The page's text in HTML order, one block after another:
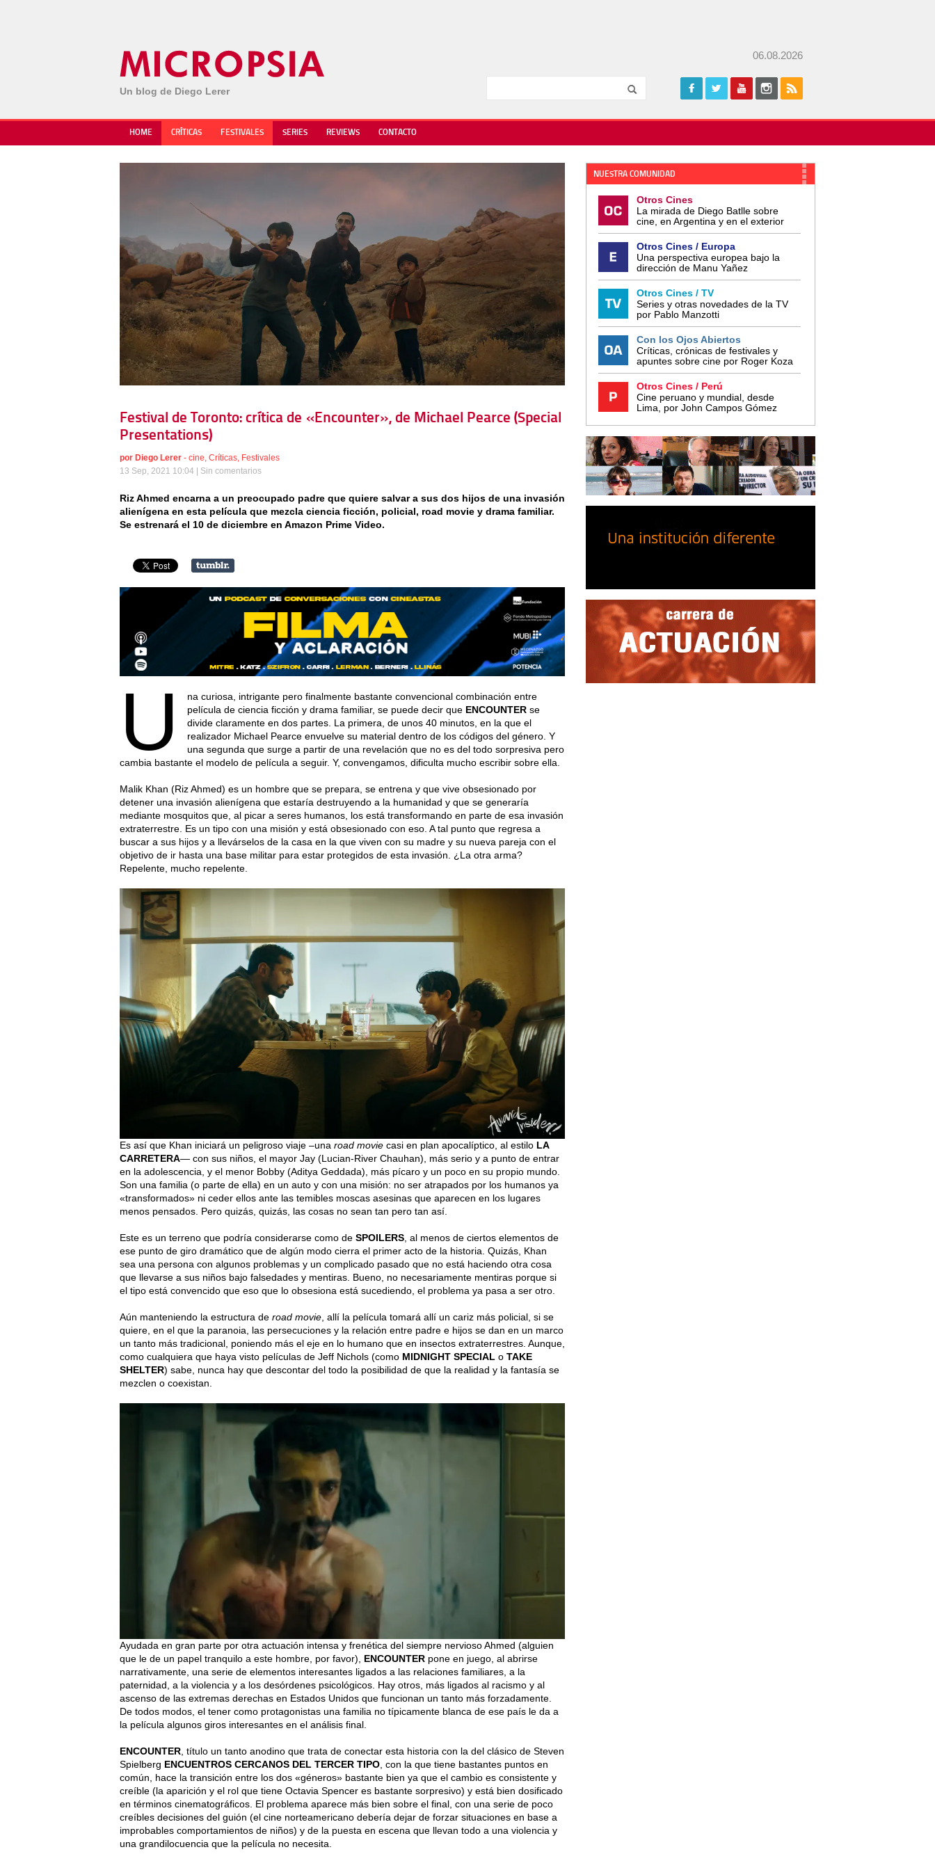
Un blog de Diego Lerer
06.08.2026
HOME CRÍTICAS FESTIVALES SERIES REVIEWS CONTACTO
Festival de Toronto: crítica de «Encounter», de Michael Pearce (Special
Presentations)
por Diego Lerer - cine, Críticas, Festivales
13 Sep, 2021 10:04 | Sin comentarios
Riz Ahmed encarna a un preocupado padre que quiere salvar a sus dos hijos de una invasión
alienígena en esta película que mezcla ciencia ficción, policial, road movie y drama familiar.
Se estrenará el 10 de diciembre en Amazon Prime Video.
U
na curiosa, intrigante pero finalmente bastante convencional combinación entre
película de ciencia ficción y drama familiar, se puede decir que ENCOUNTERse
divide claramente en dos partes. La primera, de unos 40 minutos, en la que el
realizador Michael Pearce envuelve su material dentro de los códigos del género. Y
una segunda que surge a partir de una revelación que no es del todo sorpresiva pero
cambia bastante el modelo de película a seguir. Y, convengamos, dificulta mucho escribir sobre ella.
Malik Khan (Riz Ahmed) es un hombre que se prepara, se entrena y que vive obsesionado por
detener una invasión alienígena que estaría destruyendo a la humanidad y que se generaría
mediante mosquitos que, al picar a seres humanos, los está transformando en parte de esa invasión
extraterrestre. Es un tipo con una misión y está obsesionado con eso. A tal punto que regresa a
buscar a sus hijos y a llevárselos de la casa en la que viven con su madre y su nueva pareja con el
objetivo de ir hasta una base militar para estar protegidos de esta invasión. ¿La otra arma?
Repelente, mucho repelente.
Es así que Khan iniciará un peligroso viaje –una road movie casi en plan apocalíptico, al estilo LA
CARRETERA— con sus niños, el mayor Jay (Lucian-River Chauhan), más serio y a punto de entrar
en la adolescencia, y el menor Bobby (Aditya Geddada), más pícaro y un poco en su propio mundo.
Son una familia (o parte de ella) en un auto y con una misión: no ser atrapados por los humanos ya
«transformados» ni ceder ellos ante las temibles moscas asesinas que aparecen en los lugares
menos pensados. Pero quizás, quizás, las cosas no sean tan pero tan así.
Este es un terreno que podría considerarse como de SPOILERS , al menos de ciertos elementos de
ese punto de giro dramático que de algún modo cierra el primer acto de la historia. Quizás, Khan
sea una persona con algunos problemas y un complicado pasado que no está haciendo otra cosa
que llevarse a sus niños bajo falsedades y mentiras. Bueno, no necesariamente mentiras porque si
el tipo está convencido que eso que lo obsesiona está sucediendo, el problema ya pasa a ser otro.
Aún manteniendo la estructura de road movie , allí la película tomará allí un cariz más policial, si se
quiere, en el que la paranoia, las persecuciones y la relación entre padre e hijos se dan en un marco
un tanto más tradicional, poniendo más el eje en lo humano que en insectos extraterrestres. Aunque,
como cualquiera que haya visto películas de Jeff Nichols (como MIDNIGHT SPECIAL o TAKE
SHELTER) sabe, nunca hay que descontar del todo la posibilidad de que la realidad y la fantasía se
mezclen o coexistan.
Ayudada en gran parte por otra actuación intensa y frenética del siempre nervioso Ahmed (alguien
que le de un papel tranquilo a este hombre, por favor), ENCOUNTER pone en juego, al abrirse
narrativamente, una serie de elementos interesantes ligados a las relaciones familiares, a la
paternidad, a la violencia y a los desórdenes psicológicos. Hay otros, más ligados al racismo y al
ascenso de las extremas derechas en Estados Unidos que funcionan un tanto más forzadamente.
De todos modos, el tener como protagonistas una familia no típicamente blanca de ese país le da a
la película algunos giros interesantes en el análisis final.
ENCOUNTER , título un tanto anodino que trata de conectar esta historia con la del clásico de Steven
Spielberg ENCUENTROS CERCANOS DEL TERCER TIPO , con la que tiene bastantes puntos en
común, hace la transición entre los dos «géneros» bastante bien ya que el cambio es consistente y
creíble (la aparición y el rol que tiene Octavia Spencer es bastante sorpresivo) y está bien dosificado
en términos cinematográficos. El problema aparece más bien sobre el final, con una serie de poco
creíbles decisiones del guión (el cine norteamericano debería dejar de forzar situaciones en base a
improbables comportamientos de niños) y de la puesta en escena que llevan todo a una violencia y
una grandilocuencia que la película no necesita.
NUESTRA COMUNIDAD
Otros Cines
La mirada de Diego Batlle sobre
cine, en Argentina y en el exterior
Otros Cines / Europa
Una perspectiva europea bajo la
dirección de Manu Yañez
Otros Cines / TV
Series y otras novedades de la TV
por Pablo Manzotti
Con los Ojos Abiertos
Críticas, crónicas de festivales y
apuntes sobre cine por Roger Koza
Otros Cines / Perú
Cine peruano y mundial, desde
Lima, por John Campos Gómez